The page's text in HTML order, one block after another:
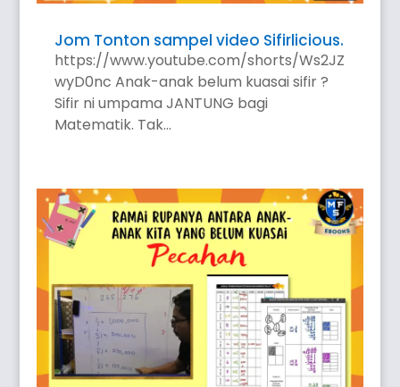
Jom Tonton sampel video Sifirlicious.
https://www.youtube.com/shorts/Ws2JZ
wyD0nc Anak-anak belum kuasai sifir ?
Sifir ni umpama JANTUNG bagi
Matematik. Tak...